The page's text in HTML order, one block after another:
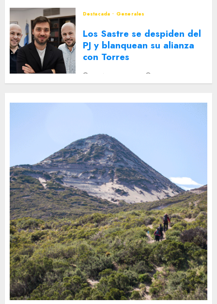
5 DE AGOSTO DE 2026
Destacada Generales
Los Sastre se despiden del
PJ y blanquean su alianza
con Torres
2 DE AGOSTO DE 2026